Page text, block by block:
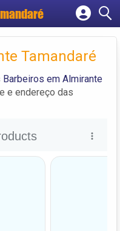
empresa
Tamandaré
Barbeiros em Almirante
e endereço das